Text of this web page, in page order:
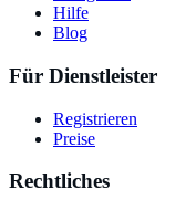
Hilfe
Blog
Für Dienstleister
Registrieren
Preise
Rechtliches